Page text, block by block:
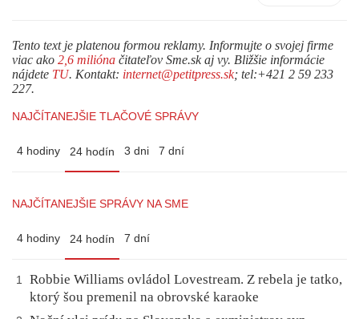
Tento text je platenou formou reklamy. Informujte o svojej firme
viac ako 2,6 milióna čitateľov Sme.sk aj vy. Bližšie informácie
nájdete TU. Kontakt: internet@petitpress.sk; tel:+421 2 59 233
227.
NAJČÍTANEJŠIE TLAČOVÉ SPRÁVY
4 hodiny 24 hodín 3 dni 7 dní
NAJČÍTANEJŠIE SPRÁVY NA SME
4 hodiny 24 hodín 7 dní
1
Robbie Williams ovládol Lovestream. Z rebela je tatko,
ktorý šou premenil na obrovské karaoke